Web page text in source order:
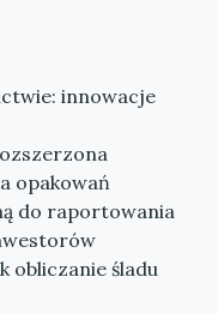
innowacje
opakowań
do raportowania
obliczanie śladu